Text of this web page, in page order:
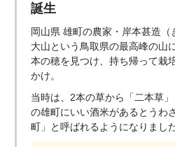
誕生
岡山県 雄町の農家・岸本甚造
大山という鳥取県の最高峰の山
本の穂を見つけ、持ち帰って栽
かけ。
当時は、2本の草から「二本草
の雄町にいい酒米があるとうわ
町」と呼ばれるようになりました